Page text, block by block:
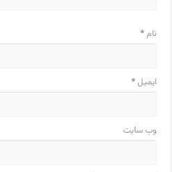
نام*
ایمیل*
وب‌ سایت